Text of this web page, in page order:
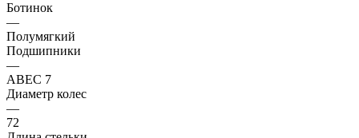
Ботинок
—
Полумягкий
Подшипники
—
ABEC 7
Диаметр колес
—
72